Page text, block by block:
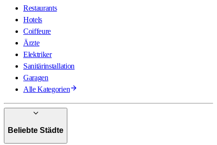
Restaurants
Hotels
Coiffeure
Ärzte
Elektriker
Sanitärinstallation
Garagen
Alle Kategorien
Beliebte Städte